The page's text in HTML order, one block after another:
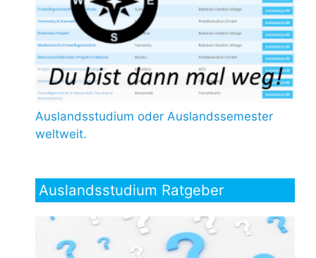
Auslandsstudium oder Auslandssemester
weltweit.
Auslandsstudium Ratgeber